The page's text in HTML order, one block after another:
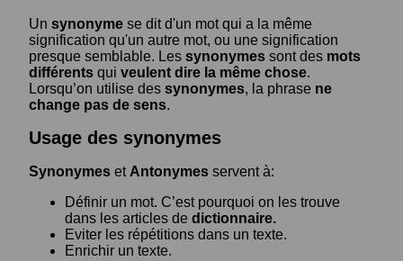
Un synonyme se dit d'un mot qui a la même
signification qu'un autre mot, ou une signification
presque semblable. Les synonymes sont des mots
différents qui veulent dire la même chose.
Lorsqu’on utilise des synonymes, la phrase ne
change pas de sens.
Usage des synonymes
Synonymes et Antonymes servent à:
Définir un mot. C’est pourquoi on les trouve
dans les articles de dictionnaire.
Eviter les répétitions dans un texte.
Enrichir un texte.